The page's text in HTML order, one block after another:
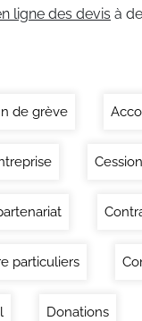
ligne des devis à
de grève
particuliers
Donations